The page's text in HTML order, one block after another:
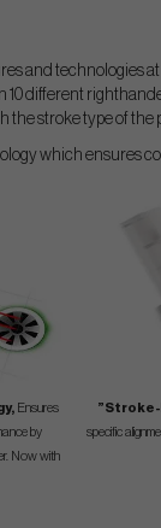
and technologies
10 different
the stroke type of the
which ensures
Ensures
by
Now with
specific